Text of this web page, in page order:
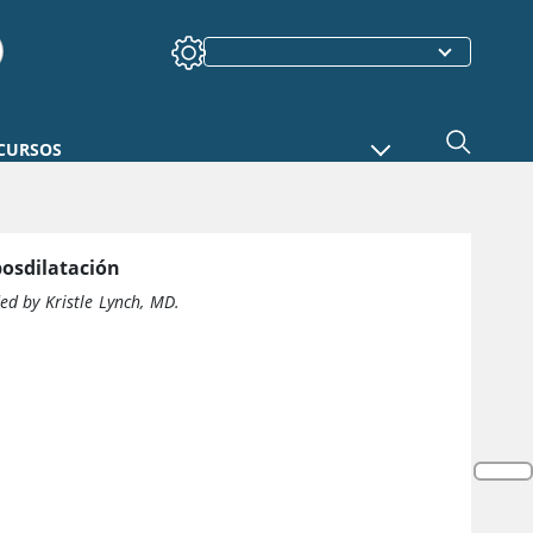
by Kristle Lynch, MD.